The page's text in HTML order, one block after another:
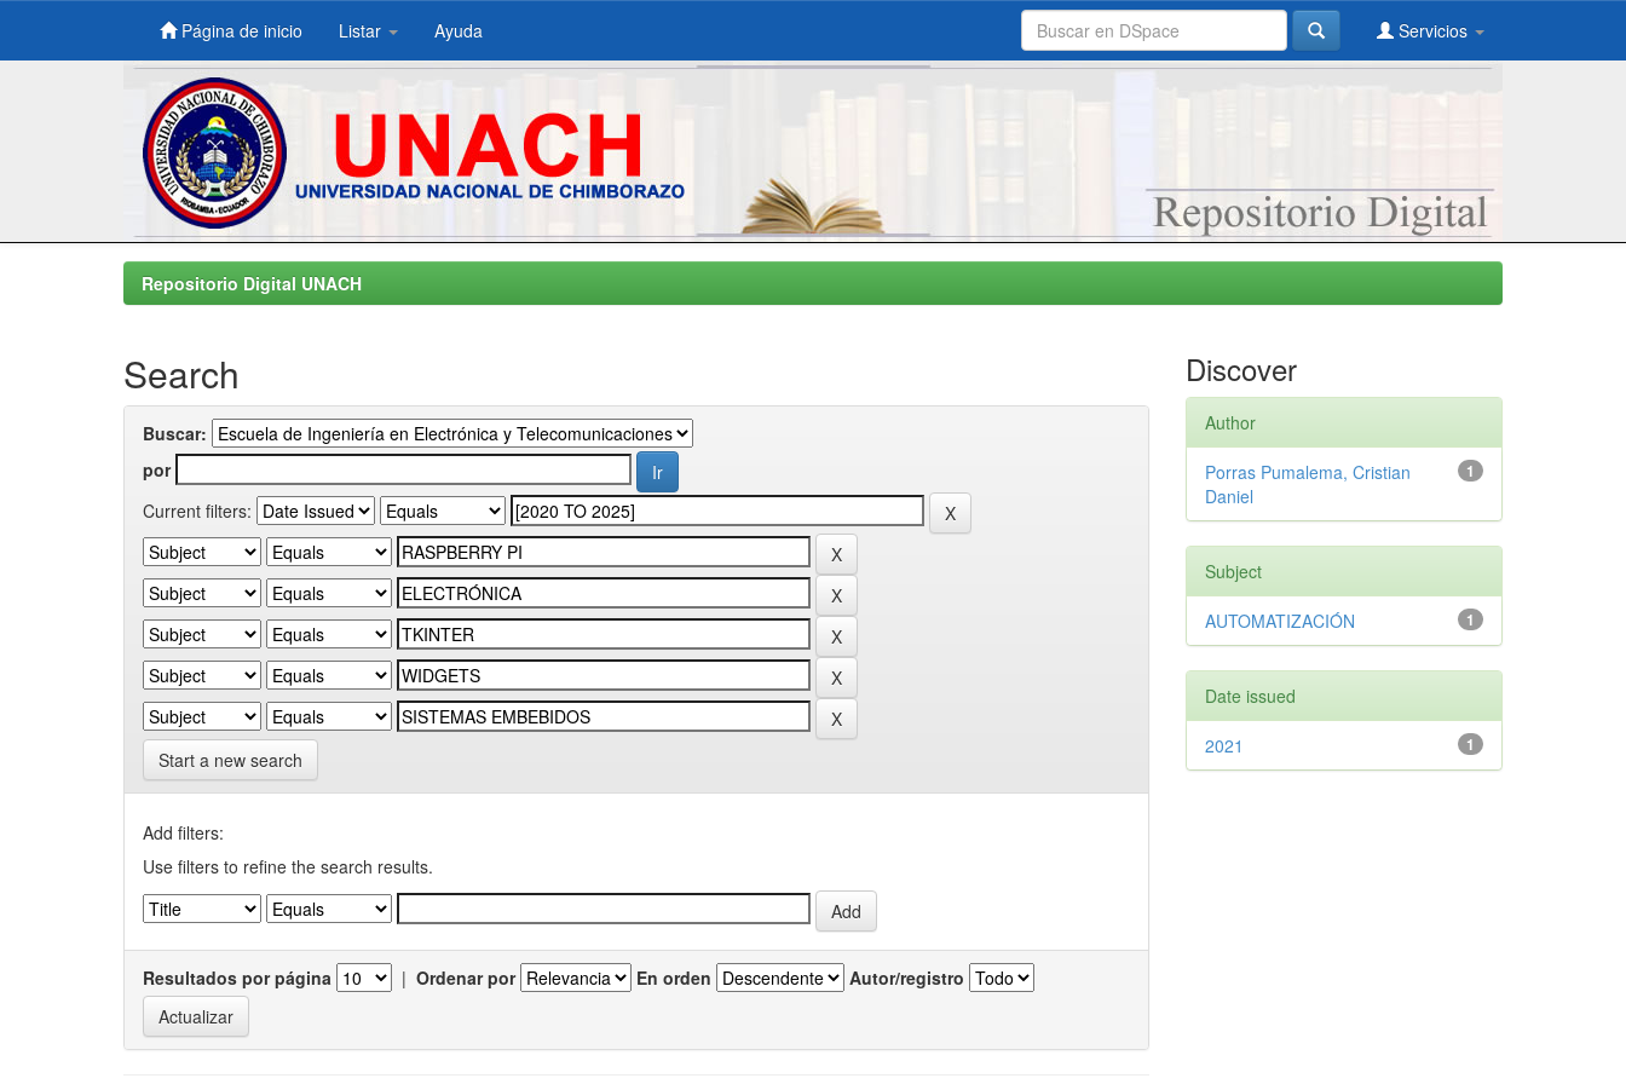
Skip
Página de inicio Listar Ayuda Servicios
Repositorio Digital UNACH
Search
Buscar:
por
Current filters:
Start a new search
Add filters:
Use filters to refine the search results.
Resultados por página | Ordenar por En orden Autor/registro
Discover
Author
1
Porras Pumalema, Cristian
Daniel
Subject
1
AUTOMATIZACIÓN
Date issued
1
2021